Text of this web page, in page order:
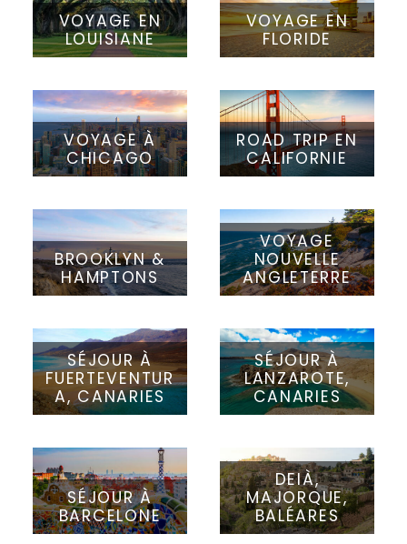
VOYAGE EN
LOUISIANE
VOYAGE EN
FLORIDE
VOYAGE À
CHICAGO
ROAD TRIP EN
CALIFORNIE
BROOKLYN &
HAMPTONS
VOYAGE
NOUVELLE
ANGLETERRE
SÉJOUR À
FUERTEVENTUR
A, CANARIES
SÉJOUR À
LANZAROTE,
CANARIES
SÉJOUR À
BARCELONE
DEIÀ,
MAJORQUE,
BALÉARES